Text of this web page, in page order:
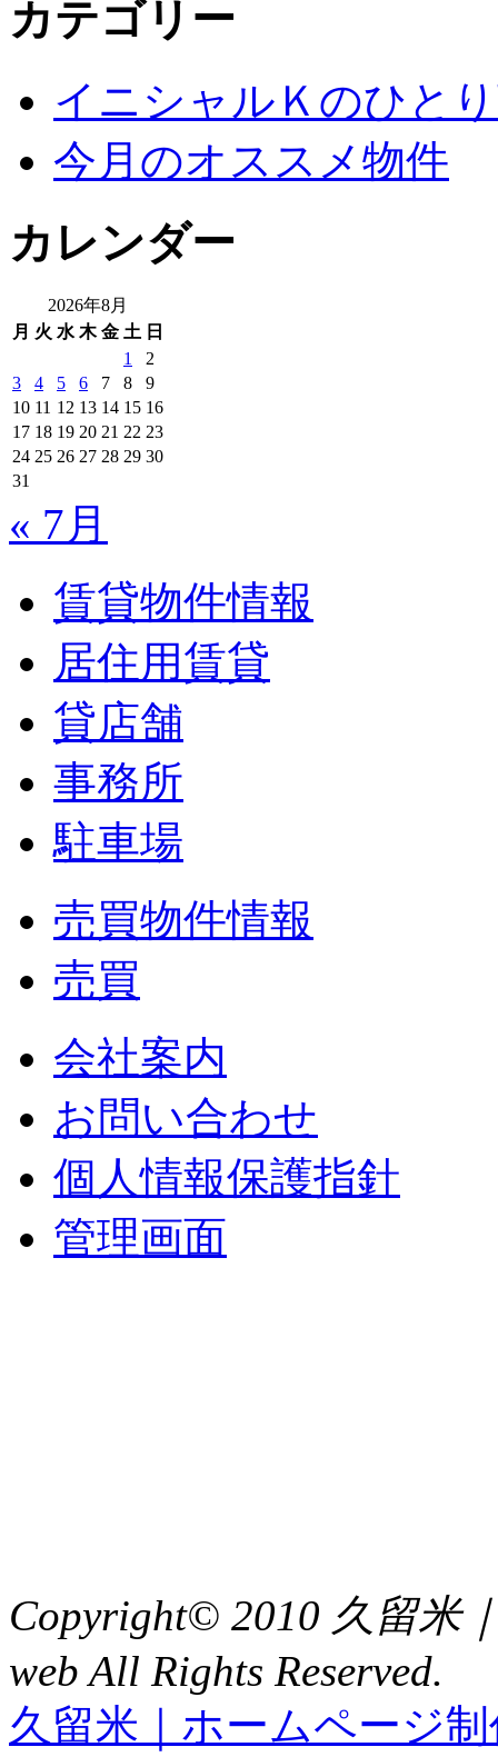
カテゴリー
イニシャルＫのひと
今月のオススメ物件
カレンダー
2026年8月
月 火 水 木 金 土 日
1
2
3
4 5 6 7 8
9
10 11 12 13 14 15 16
17 18 19 20 21 22 23
24 25 26 27 28 29 30
31
« 7月
賃貸物件情報
居住用賃貸
貸店舗
事務所
駐車場
売買物件情報
売買
会社案内
お問い合わせ
個人情報保護指針
管理画面
Copyright© 2010 久留米
web All Rights Reserved.
久留米｜ホームページ